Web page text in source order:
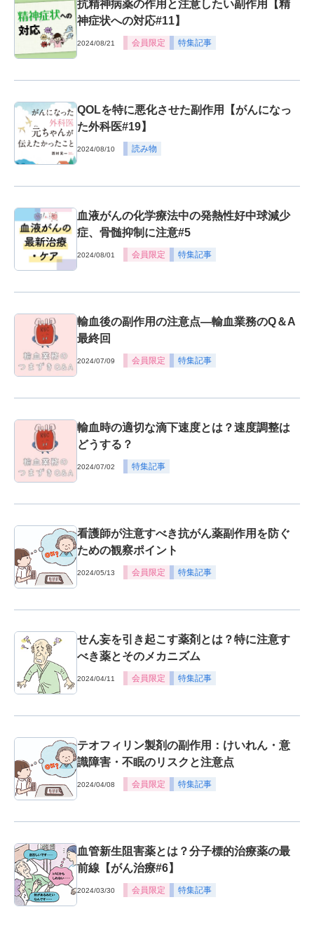
抗精神病薬の作用と注意したい副作用【精
神症状への対応#11】
2024/08/21 会員限定 特集記事
QOLを特に悪化させた副作用【がんになっ
た外科医#19】
2024/08/10 読み物
血液がんの化学療法中の発熱性好中球減少
症、骨髄抑制に注意#5
2024/08/01 会員限定 特集記事
輸血後の副作用の注意点―輸血業務のQ＆A
最終回
2024/07/09 会員限定 特集記事
輸血時の適切な滴下速度とは？速度調整は
どうする？
2024/07/02 特集記事
看護師が注意すべき抗がん薬副作用を防ぐ
ための観察ポイント
2024/05/13 会員限定 特集記事
せん妄を引き起こす薬剤とは？特に注意す
べき薬とそのメカニズム
2024/04/11 会員限定 特集記事
テオフィリン製剤の副作用：けいれん・意
識障害・不眠のリスクと注意点
2024/04/08 会員限定 特集記事
血管新生阻害薬とは？分子標的治療薬の最
前線【がん治療#6】
2024/03/30 会員限定 特集記事